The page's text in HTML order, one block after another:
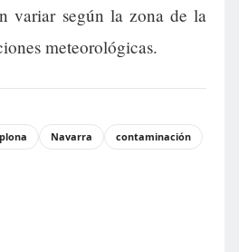
variar según la zona de la
meteorológicas.
Navarra
contaminación